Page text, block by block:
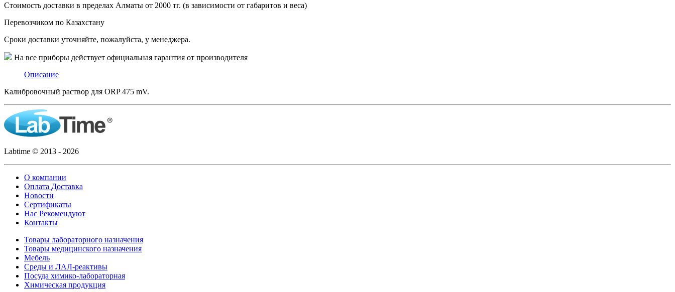
Стоимость доставки в пределах Алматы от 2000 тг. (в зависимости от габаритов и веса)
Перевозчиком по Казахстану
Сроки доставки уточняйте, пожалуйста, у менеджера.
На все приборы действует официальная гарантия от производителя
Описание
Калибровочный раствор для ORP 475 mV.
Labtime © 2013 - 2026
О компании
Оплата Доставка
Новости
Сертификаты
Нас Рекомендуют
Контакты
Товары лабораторного назначения
Товары медицинского назначения
Мебель
Среды и ЛАЛ-реактивы
Посуда химико-лабораторная
Химическая продукция